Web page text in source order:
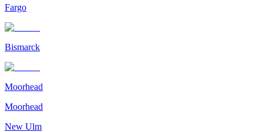
Fargo
Bismarck
Moorhead
Moorhead
New Ulm